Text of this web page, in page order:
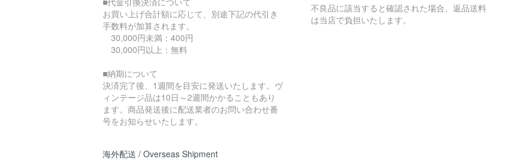
お買い上げ合計額に応じて、別途下記の代引き
手数料が加算されます。
30,000円未満：400円
30,000円以上：無料
■納期について
決済完了後、1週間を目安に発送いたします。ヴ
ィンテージ品は10日～2週間かかることもあり
ます。商品発送後に配送業者のお問い合わせ番
号をお知らせいたします。
海外配送 / Overseas Shipment
不良品に該当すると確認された場合、返品送料
は当店で負担いたします。